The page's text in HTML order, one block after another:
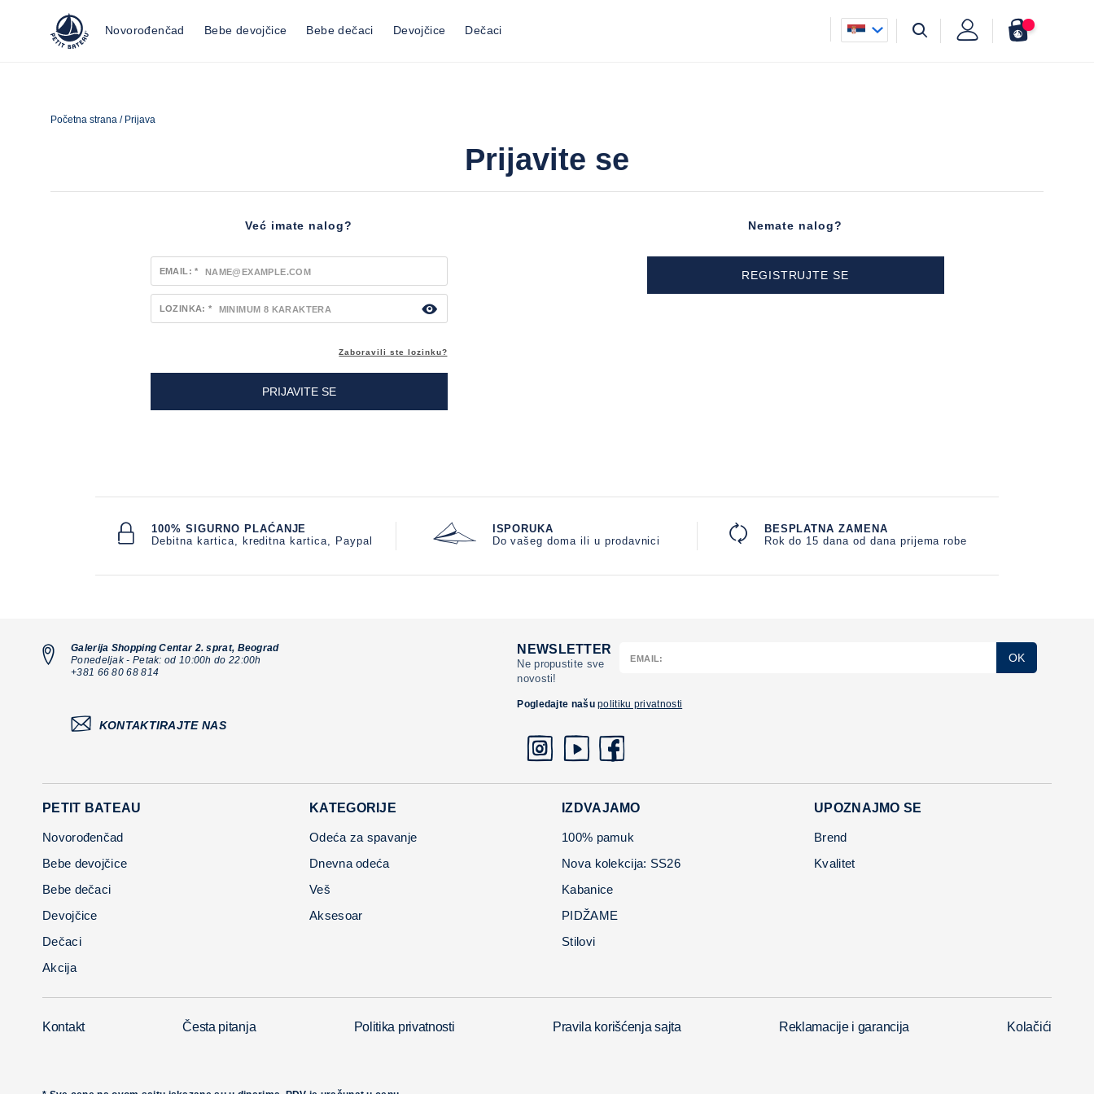
Novorođenčad Bebe devojčice Bebe dečaci Devojčice Dečaci
Početna strana / Prijava
Prijavite se
Već imate nalog?
EMAIL: *
LOZINKA: *
Zaboravili ste lozinku?
PRIJAVITE SE
Nemate nalog?
REGISTRUJTE SE
100% SIGURNO PLAĆANJE
Debitna kartica, kreditna kartica, Paypal
ISPORUKA
Do vašeg doma ili u prodavnici
BESPLATNA ZAMENA
Rok do 15 dana od dana prijema robe
Galerija Shopping Centar 2. sprat, Beograd
Ponedeljak - Petak: od 10:00h do 22:00h
+381 66 80 68 814
KONTAKTIRAJTE NAS
NEWSLETTER
Ne propustite sve
novosti!
OK
Pogledajte našupolitiku privatnosti
PETIT BATEAU
Novorođenčad
Bebe devojčice
Bebe dečaci
Devojčice
Dečaci
Akcija
KATEGORIJE
Odeća za spavanje
Dnevna odeća
Veš
Aksesoar
IZDVAJAMO
100% pamuk
Nova kolekcija: SS26
Kabanice
PIDŽAME
Stilovi
UPOZNAJMO SE
Brend
Kvalitet
Kontakt Česta pitanja Politika privatnosti Pravila korišćenja sajta Reklamacije i garancija Kolačići